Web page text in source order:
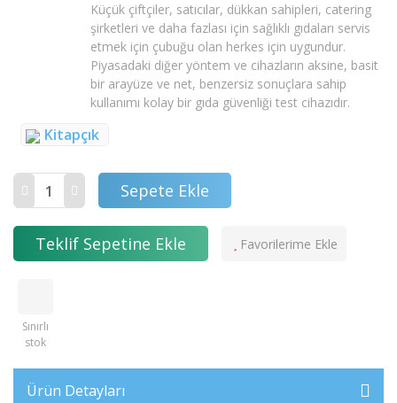
Küçük çiftçiler, satıcılar, dükkan sahipleri, catering
şirketleri ve daha fazlası için sağlıklı gıdaları servis
etmek için çubuğu olan herkes için uygundur.
Piyasadaki diğer yöntem ve cihazların aksine, basit
bir arayüze ve net, benzersiz sonuçlara sahip
kullanımı kolay bir gıda güvenliği test cihazıdır.
Kitapçık
Sepete Ekle
Teklif Sepetine Ekle
Sınırlı
stok
Ürün Detayları